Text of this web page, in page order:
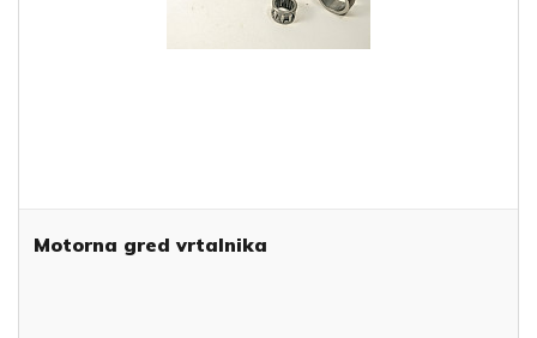
Motorna gred vrtalnika